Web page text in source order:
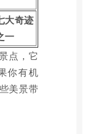
大奇迹
一
点，它
你有机
美景带